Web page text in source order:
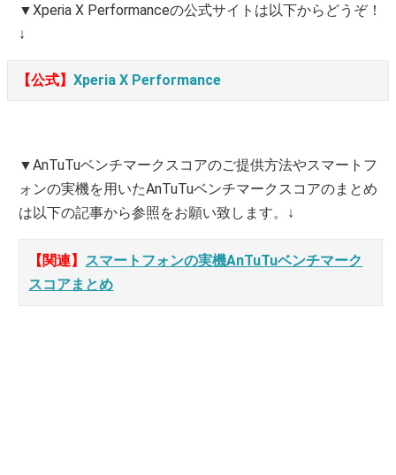
▼Xperia X Performanceの公式サイトは以下からどうぞ！
↓
【公式】 Xperia X Performance
▼AnTuTuベンチマークスコアのご提供方法やスマートフ
ォンの実機を用いたAnTuTuベンチマークスコアのまとめ
は以下の記事から参照をお願い致します。↓
【関連】 スマートフォンの実機AnTuTuベンチマーク
スコアまとめ